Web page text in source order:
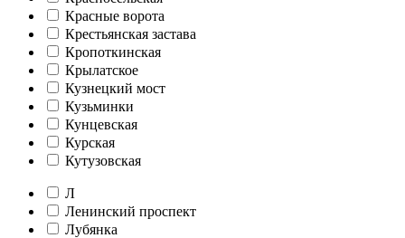
Красные ворота
Крестьянская застава
Кропоткинская
Крылатское
Кузнецкий мост
Кузьминки
Кунцевская
Курская
Кутузовская
Л
Ленинский проспект
Лубянка